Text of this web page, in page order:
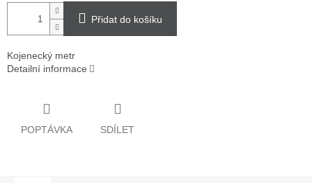
Přidat do košíku
Kojenecký metr
Detailní informace
POPTÁVKA SDÍLET